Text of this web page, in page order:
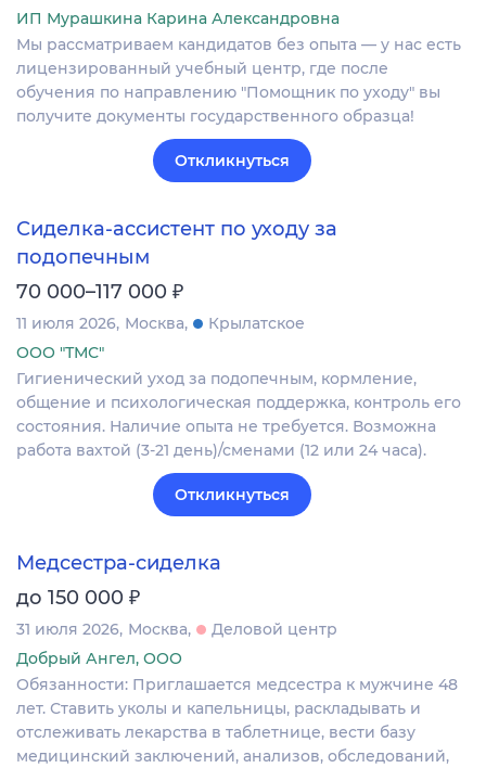
ИП Мурашкина Карина Александровна
Мы рассматриваем кандидатов без опыта — у нас есть
лицензированный учебный центр, где после
обучения по направлению "Помощник по уходу" вы
получите документы государственного образца!
Откликнуться
Сиделка-ассистент по уходу за
подопечным
70 000–117 000 ₽
11 июля 2026 Москва
Крылатское
ООО "ТМС"
Гигиенический уход за подопечным, кормление,
общение и психологическая поддержка, контроль его
состояния. Наличие опыта не требуется. Возможна
работа вахтой (3-21 день)/сменами (12 или 24 часа).
Откликнуться
Медсестра-сиделка
до 150 000 ₽
31 июля 2026 Москва
Деловой центр
Добрый Ангел, ООО
Обязанности: Приглашается медсестра к мужчине 48
лет. Ставить уколы и капельницы, раскладывать и
отслеживать лекарства в таблетнице, вести базу
медицинский заключений, анализов, обследований,